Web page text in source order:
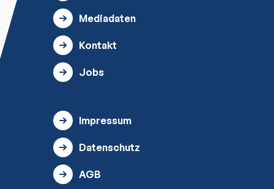
Mediadaten
Kontakt
Jobs
Impressum
Datenschutz
AGB